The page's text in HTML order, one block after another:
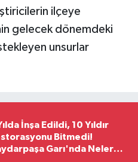
ilçeye
gelecek dönemdeki
unsurlar
İnşa Edildi, 10 Yıldır
Bitmedi!
Garı'nda Neler